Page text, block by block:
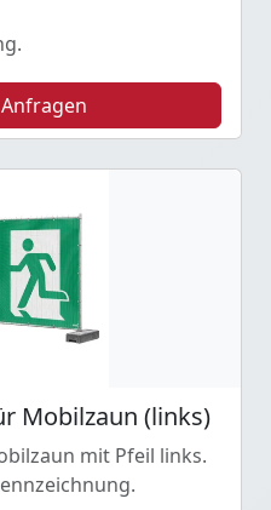
Mobilzaun (links)
mit Pfeil links.